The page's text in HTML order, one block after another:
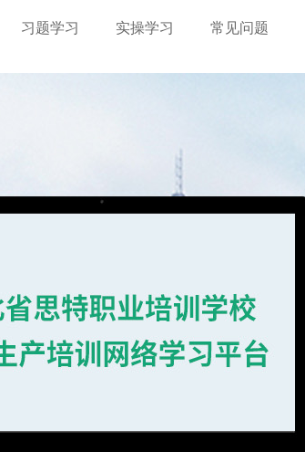
习题学习 实操学习 常见问题